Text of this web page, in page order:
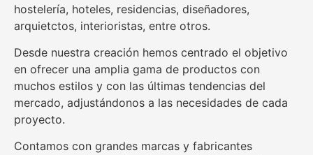
hostelería, hoteles, residencias, diseñadores,
arquietctos, interioristas, entre otros.
Desde nuestra creación hemos centrado el objetivo
en ofrecer una amplia gama de productos con
muchos estilos y con las últimas tendencias del
mercado, adjustándonos a las necesidades de cada
proyecto.
Contamos con grandes marcas y fabricantes